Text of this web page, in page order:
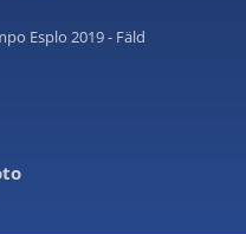
Esplo 2019 - Fäld